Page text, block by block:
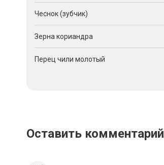
Чеснок (зубчик)
Зерна кориандра
Перец чили молотый
Оставить комментарий